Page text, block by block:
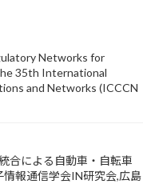
Networks for
35th International
and Networks (ICCCN
合による自動車・自転車
報通信学会IN研究会,広島